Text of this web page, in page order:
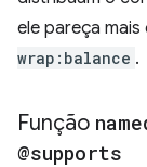
ele pareça
wrap:balance .
Função
@supports